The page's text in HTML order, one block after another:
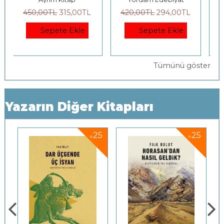
420,00TL 294,00TL
Sepete Ekle
680,00TL 476,00TL
Sepete Ekle
Tümünü göster
Yazarın Diğer Kitapları
%25 %30